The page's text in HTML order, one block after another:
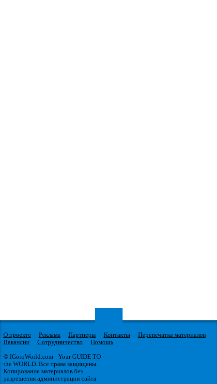
О проекте Реклама Партнеры Контакты
Перепечатка материалов
Вакансии
Сотрудничество
Помощь
© IGotoWorld.com - Your GUIDE TO
the WORLD. Все права защищены.
Копирование материалов без
разрешения администрации сайта